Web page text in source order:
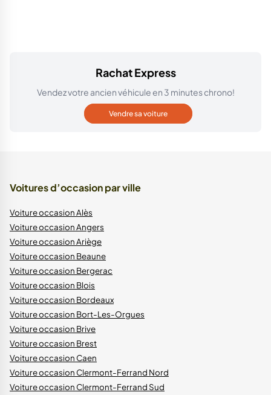
Rachat Express
Vendez votre ancien véhicule en 3 minutes chrono!
Vendre sa voiture
Voitures d’occasion par ville
Voiture occasion Alès
Voiture occasion Angers
Voiture occasion Ariège
Voiture occasion Beaune
Voiture occasion Bergerac
Voiture occasion Blois
Voiture occasion Bordeaux
Voiture occasion Bort-Les-Orgues
Voiture occasion Brive
Voiture occasion Brest
Voiture occasion Caen
Voiture occasion Clermont-Ferrand Nord
Voiture occasion Clermont-Ferrand Sud